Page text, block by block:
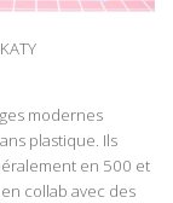
modernes
plastique. Ils
en 500 et
collab avec des